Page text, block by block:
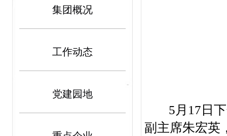
集团概况
工作动态
党建园地
5月17日下
副主席朱宏英